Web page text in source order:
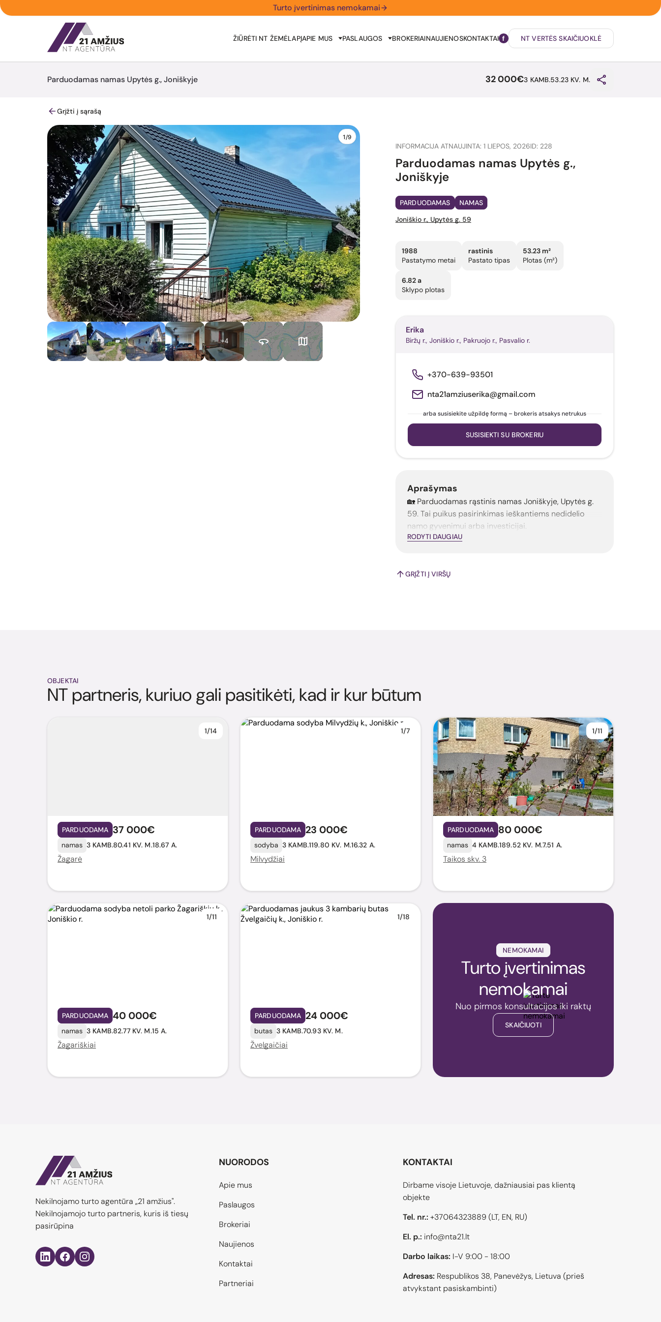
Turto įvertinimas nemokamai
ŽIŪRĖTI NT ŽEMĖLAPĮAPIE MUS PASLAUGOS BROKERIAINAUJIENOSKONTAKTAI NT VERTĖS SKAIČIUOKLĖ
Parduodamas namas Upytės g., Joniškyje 32 000€3 KAMB.53.23 KV. M.
Grįžti į sąrašą
1/9
+4
INFORMACIJA ATNAUJINTA: 1 LIEPOS, 2026ID: 228
Parduodamas namas Upytės g.,
Joniškyje
PARDUODAMAS
NAMAS
Joniškio r., Upytės g. 59
1988
Pastatymo metai
rastinis
Pastato tipas
53.23 m²
Plotas (m²)
6.82 a
Sklypo plotas
Erika
Biržų r., Joniškio r., Pakruojo r., Pasvalio r.
+370-639-93501
nta21amziuserika@gmail.com
arba susisiekite užpildę formą – brokeris atsakys netrukus
SUSISIEKTI SU BROKERIU
Aprašymas
🏡 Parduodamas rąstinis namas Joniškyje, Upytės g.
59. Tai puikus pasirinkimas ieškantiems nedidelio
namo gyvenimui arba investicijai.
RODYTI DAUGIAU
GRĮŽTI Į VIRŠŲ
OBJEKTAI
NT partneris, kuriuo gali pasitikėti, kad ir kur būtum
1/14
PARDUODAMA 37 000€
namas 3 KAMB.80.41 KV. M.18.67 A.
Žagarė
1/7
PARDUODAMA 23 000€
sodyba 3 KAMB.119.80 KV. M.16.32 A.
Milvydžiai
1/11
PARDUODAMA 80 000€
namas 4 KAMB.189.52 KV. M.7.51 A.
Taikos skv. 3
1/11
PARDUODAMA 40 000€
namas 3 KAMB.82.77 KV. M.15 A.
Žagariškiai
1/18
PARDUODAMA 24 000€
butas 3 KAMB.70.93 KV. M.
Žvelgaičiai
NEMOKAMAI
Turto įvertinimas
nemokamai
Nuo pirmos konsultacijos iki raktų
SKAIČIUOTI
Nekilnojamo turto agentūra „21 amžius".
Nekilnojamojo turto partneris, kuris iš tiesų
pasirūpina
NUORODOS
Apie mus
Paslaugos
Brokeriai
Naujienos
Kontaktai
Partneriai
KONTAKTAI
Dirbame visoje Lietuvoje, dažniausiai pas klientą
objekte
Tel. nr.: +37064323889(LT, EN, RU)
El. p.: info@nta21.lt
Darbo laikas: I-V 9:00 - 18:00
Adresas: Respublikos 38, Panevėžys, Lietuva (prieš
atvykstant pasiskambinti)